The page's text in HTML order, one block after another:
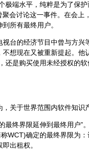
极端水平，纯粹是为了保
会讨论这一事件。在会上
所有最终用户。
的经济节目中曾与方兴
想现在又被重新提起。
还是购买使用未经授权的
于世界范围内软件知识产
终界限延伸到最终用户”
WCT)确定的最终界限为
出租权。